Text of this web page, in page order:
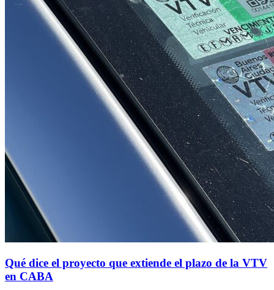
Qué dice el proyecto que extiende el plazo de la VTV
en CABA